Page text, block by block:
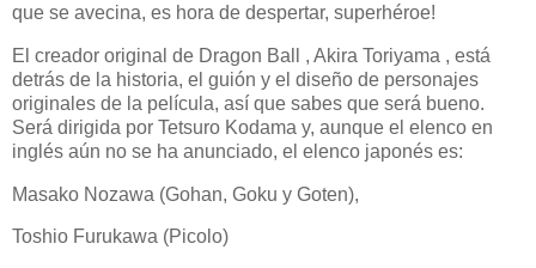
que se avecina, es hora de despertar, superhéroe!
El creador original de Dragon Ball , Akira Toriyama , está
detrás de la historia, el guión y el diseño de personajes
originales de la película, así que sabes que será bueno.
Será dirigida por Tetsuro Kodama y, aunque el elenco en
inglés aún no se ha anunciado, el elenco japonés es:
Masako Nozawa (Gohan, Goku y Goten),
Toshio Furukawa (Picolo)